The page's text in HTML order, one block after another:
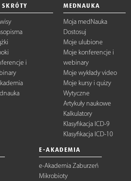
i
MEDNAUKA
Moja medNauka
Dostosuj
Moje ulubione
Moje konferencje i
webinary
Moje wykłady video
Moje kursy i quizy
Wytyczne
Artykuły naukowe
Kalkulatory
Klasyfikacja ICD-9
Klasyfikacja ICD-10
E-AKADEMIA
e-Akademia Zaburzeń
Mikrobioty